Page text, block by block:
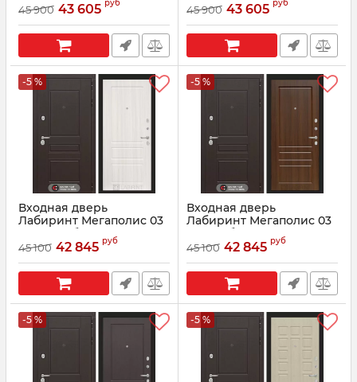
Артикул: 0002510
45 900 43 605 руб
Артикул: 0002507
45 900 43 605 руб
-5 %
Входная дверь
Лабиринт Мегаполис 03
- Сандал белый
Артикул: 0002509
45 100 42 845 руб
-5 %
Входная дверь
Лабиринт Мегаполис 03
- Орех бренди
Артикул: 0002506
45 100 42 845 руб
-5 % -5 %